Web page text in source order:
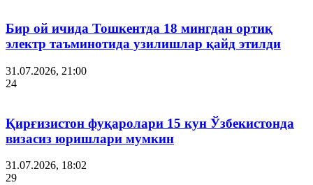
Бир ой ичида Тошкентда 18 мингдан ортиқ
электр таъминотида узилишлар қайд этилди
31.07.2026, 21:00
24
Қирғизистон фуқаролари 15 кун Ўзбекистонда
визасиз юришлари мумкин
31.07.2026, 18:02
29